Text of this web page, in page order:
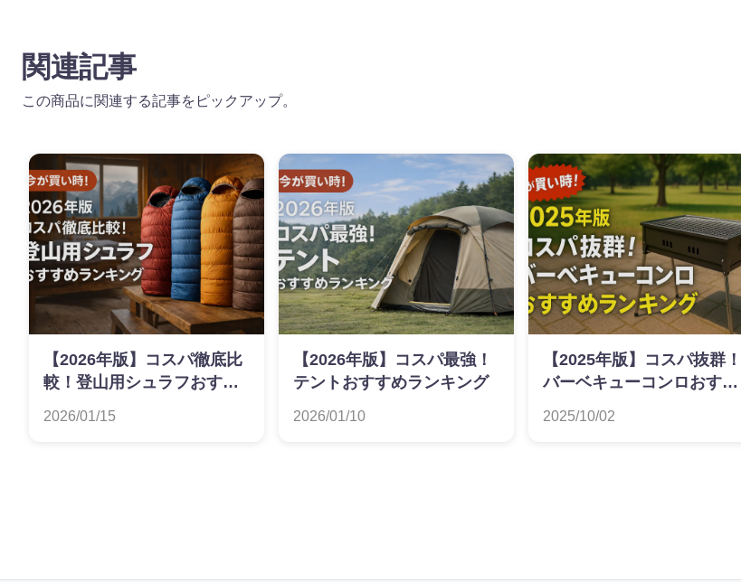
関連記事
この商品に関連する記事をピックアップ。
【2026年版】コスパ徹底比
較！登山用シュラフおすす
2026/01/15
【2026年版】コスパ最強！
テントおすすめランキング
2026/01/10
【2025年版】コスパ抜群！
バーベキューコンロおすす
2025/10/02